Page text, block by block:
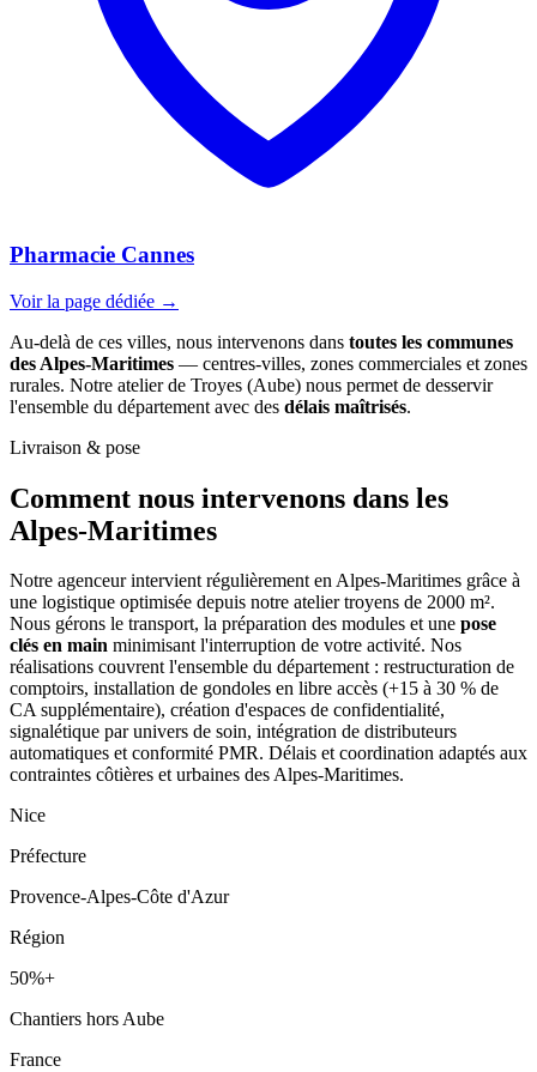
Pharmacie Cannes
Voir la page dédiée →
Au-delà de ces villes, nous intervenons dans toutes les communes
des Alpes-Maritimes — centres-villes, zones commerciales et zones
rurales. Notre atelier de Troyes (Aube) nous permet de desservir
l'ensemble du département avec des délais maîtrisés.
Livraison & pose
Comment nous intervenons dans les
Alpes-Maritimes
Notre agenceur intervient régulièrement en Alpes-Maritimes grâce à
une logistique optimisée depuis notre atelier troyens de 2000 m².
Nous gérons le transport, la préparation des modules et une pose
clés en main minimisant l'interruption de votre activité. Nos
réalisations couvrent l'ensemble du département : restructuration de
comptoirs, installation de gondoles en libre accès (+15 à 30 % de
CA supplémentaire), création d'espaces de confidentialité,
signalétique par univers de soin, intégration de distributeurs
automatiques et conformité PMR. Délais et coordination adaptés aux
contraintes côtières et urbaines des Alpes-Maritimes.
Nice
Préfecture
Provence-Alpes-Côte d'Azur
Région
50%+
Chantiers hors Aube
France